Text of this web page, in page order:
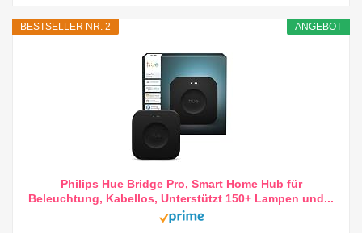
ANGEBOT
BESTSELLER NR. 2
Philips Hue Bridge Pro, Smart Home Hub für
Beleuchtung, Kabellos, Unterstützt 150+ Lampen und...